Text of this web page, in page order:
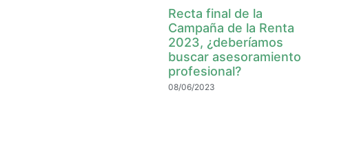
Recta final de la
Campaña de la Renta
2023, ¿deberíamos
buscar asesoramiento
profesional?
08/06/2023